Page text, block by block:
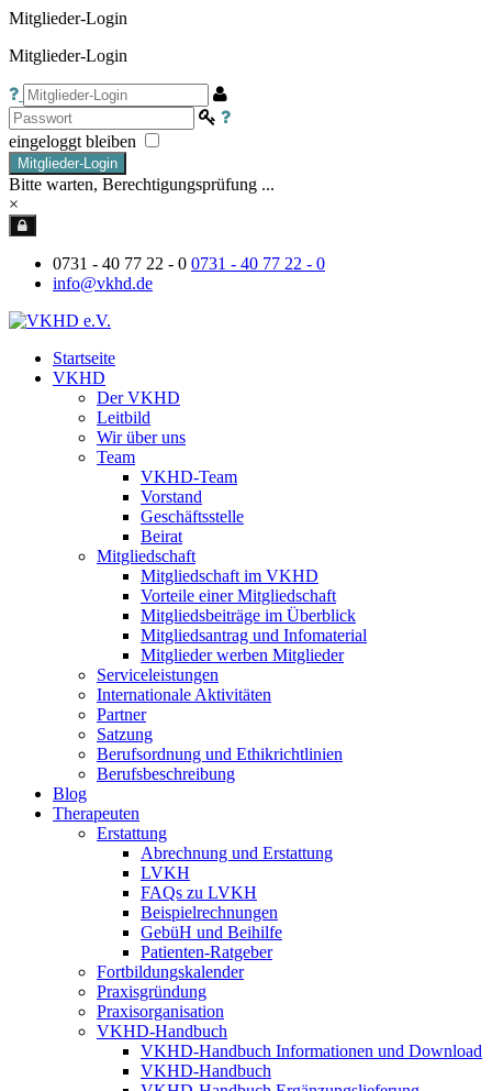
Mitglieder-Login
Mitglieder-Login
eingeloggt bleiben
Mitglieder-Login
Bitte warten, Berechtigungsprüfung ...
×
0731 - 40 77 22 - 0 0731 - 40 77 22 - 0
info@vkhd.de
Startseite
VKHD
Der VKHD
Leitbild
Wir über uns
Team
VKHD-Team
Vorstand
Geschäftsstelle
Beirat
Mitgliedschaft
Mitgliedschaft im VKHD
Vorteile einer Mitgliedschaft
Mitgliedsbeiträge im Überblick
Mitgliedsantrag und Infomaterial
Mitglieder werben Mitglieder
Serviceleistungen
Internationale Aktivitäten
Partner
Satzung
Berufsordnung und Ethikrichtlinien
Berufsbeschreibung
Blog
Therapeuten
Erstattung
Abrechnung und Erstattung
LVKH
FAQs zu LVKH
Beispielrechnungen
GebüH und Beihilfe
Patienten-Ratgeber
Fortbildungskalender
Praxisgründung
Praxisorganisation
VKHD-Handbuch
VKHD-Handbuch Informationen und Download
VKHD-Handbuch